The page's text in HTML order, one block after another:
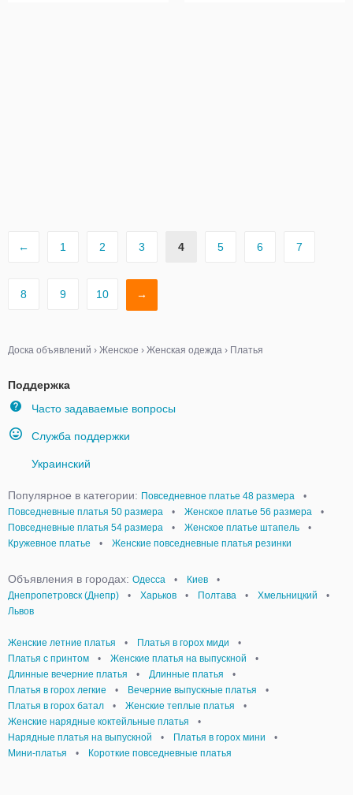
← 1 2 3 4 5 6 7
8 9 10 →
Доска объявлений › Женское › Женская одежда › Платья
Поддержка
Часто задаваемые вопросы
Служба поддержки
Украинский
Популярное в категории: Повседневное платье 48 размера
•
Повседневные платья 50 размера
• Женское платье 56 размера
•
Повседневные платья 54 размера
• Женское платье штапель
•
Кружевное платье
• Женские повседневные платья резинки
Объявления в городах: Одесса • Киев
•
Днепропетровск (Днепр)
• Харьков • Полтава • Хмельницкий
•
Львов
Женские летние платья • Платья в горох миди
•
Платья с принтом
• Женские платья на выпускной
•
Длинные вечерние платья
• Длинные платья
•
Платья в горох легкие
• Вечерние выпускные платья
•
Платья в горох батал
• Женские теплые платья
•
Женские нарядные коктейльные платья
•
Нарядные платья на выпускной
• Платья в горох мини
•
Мини-платья
• Короткие повседневные платья